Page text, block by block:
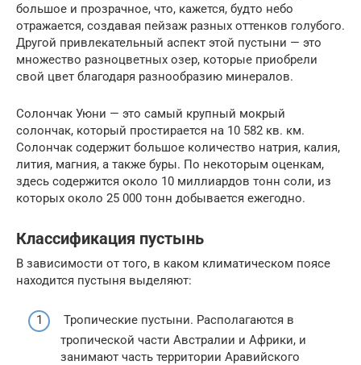
большое и прозрачное, что, кажется, будто небо
отражается, создавая пейзаж разных оттенков голубого.
Другой привлекательный аспект этой пустыни — это
множество разноцветных озер, которые приобрели
свой цвет благодаря разнообразию минералов.
Солончак Уюни — это самый крупный мокрый
солончак, который простирается на 10 582 кв. км.
Солончак содержит большое количество натрия, калия,
лития, магния, а также буры. По некоторым оценкам,
здесь содержится около 10 миллиардов тонн соли, из
которых около 25 000 тонн добывается ежегодно.
Классификация пустынь
В зависимости от того, в каком климатическом поясе
находится пустыня выделяют:
Тропические пустыни. Располагаются в
тропической части Австралии и Африки, и
занимают часть территории Аравийского